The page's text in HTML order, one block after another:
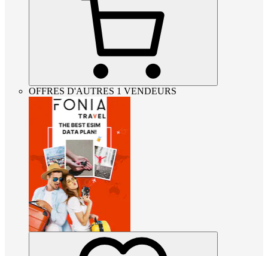
OFFRES D'AUTRES 1 VENDEURS